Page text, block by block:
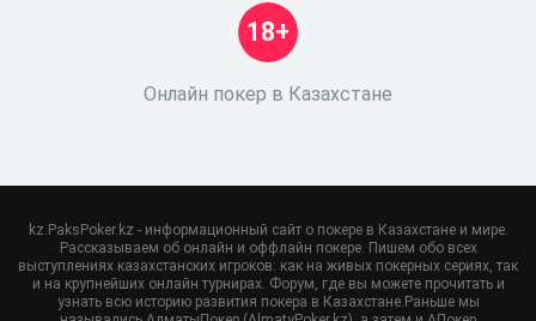
Онлайн покер в Казахстане
18+
kz.PaksPoker.kz - информационный сайт о покере в Казахстане и мире.
Рассказываем об онлайн и оффлайн покере. Пишем обо всех
выступлениях казахстанских игроков: как на живых покерных сериях, так
и на крупнейших онлайн турнирах. Форум, где вы можете прочитать и
узнать всю историю развития покера в Казахстане.Раньше мы